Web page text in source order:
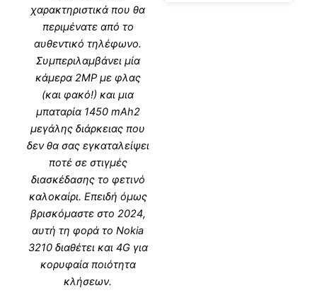
χαρακτηριστικά που θα
περιμένατε από το
αυθεντικό τηλέφωνο.
Συμπεριλαμβάνει μία
κάμερα 2MP με φλας
(και φακό!) και μια
μπαταρία 1450 mAh2
μεγάλης διάρκειας που
δεν θα σας εγκαταλείψει
ποτέ σε στιγμές
διασκέδασης το φετινό
καλοκαίρι. Επειδή όμως
βρισκόμαστε στο 2024,
αυτή τη φορά το Nokia
3210 διαθέτει και 4G για
κορυφαία ποιότητα
κλήσεων.